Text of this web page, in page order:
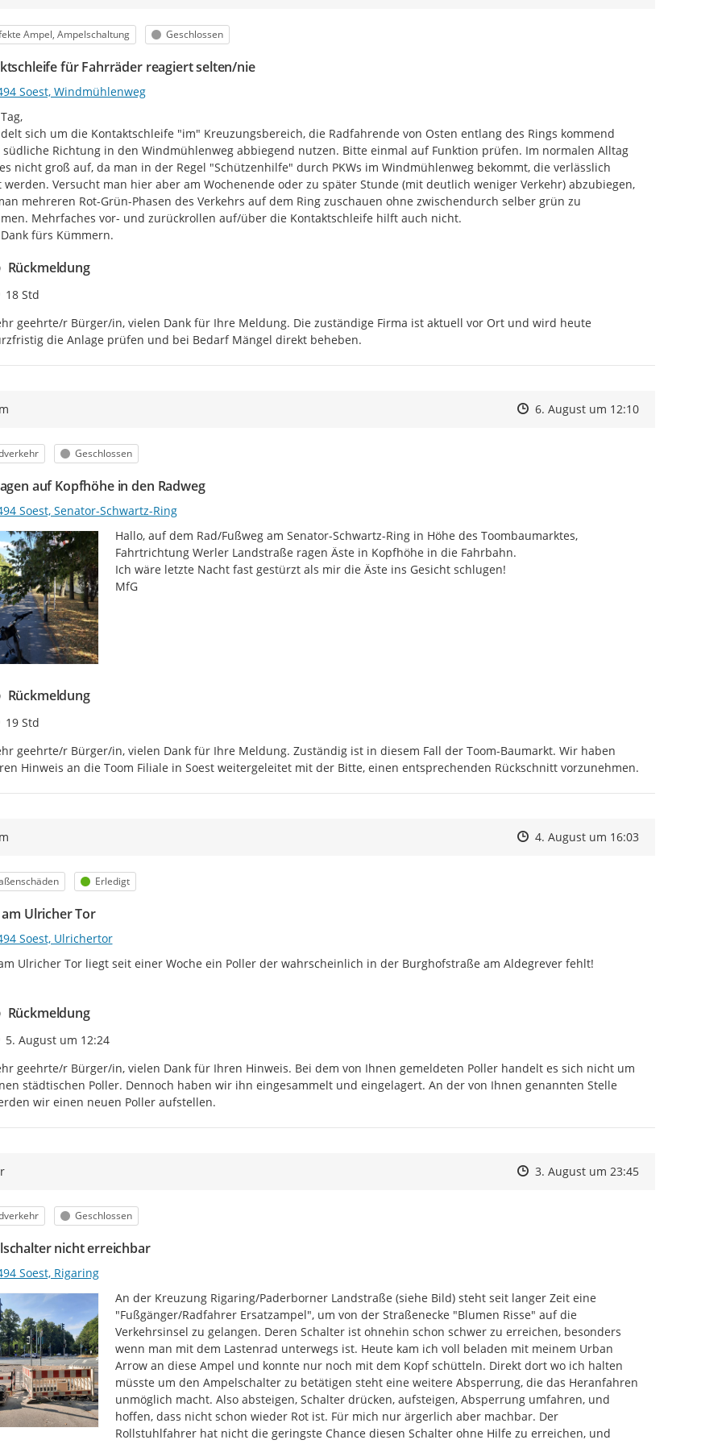
Ampel, Ampelschaltung Status
Geschlossen
für Fahrräder reagiert selten/nie
Soest, Windmühlenweg
sich um die Kontaktschleife "im" Kreuzungsbereich, die Radfahrende von Osten entlang des Rings kommend
Richtung in den Windmühlenweg abbiegend nutzen. Bitte einmal auf Funktion prüfen. Im normalen Alltag
nicht groß auf, da man in der Regel "Schützenhilfe" durch PKWs im Windmühlenweg bekommt, die verlässlich
werden. Versucht man hier aber am Wochenende oder zu später Stunde (mit deutlich weniger Verkehr) abzubiegen,
mehreren Rot-Grün-Phasen des Verkehrs auf dem Ring zuschauen ohne zwischendurch selber grün zu
Mehrfaches vor- und zurückrollen auf/über die Kontaktschleife hilft auch nicht.
fürs Kümmern.
Rückmeldung
Zeitpunkt des Erstellens
18 Std
geehrte/r Bürger/in, vielen Dank für Ihre Meldung. Die zuständige Firma ist aktuell vor Ort und wird heute
die Anlage prüfen und bei Bedarf Mängel direkt beheben.
Zeitpunkt des Erstellens
Zeitpunkt des Erstellens
6. August um 12:10Zur Äußerung
Status
Geschlossen
auf Kopfhöhe in den Radweg
Soest, Senator-Schwartz-Ring
Hallo, auf dem Rad/Fußweg am Senator-Schwartz-Ring in Höhe des Toombaumarktes,
Fahrtrichtung Werler Landstraße ragen Äste in Kopfhöhe in die Fahrbahn.
Ich wäre letzte Nacht fast gestürzt als mir die Äste ins Gesicht schlugen!
MfG
Rückmeldung
Zeitpunkt des Erstellens
19 Std
geehrte/r Bürger/in, vielen Dank für Ihre Meldung. Zuständig ist in diesem Fall der Toom-Baumarkt. Wir haben
Hinweis an die Toom Filiale in Soest weitergeleitet mit der Bitte, einen entsprechenden Rückschnitt vorzunehmen.
Zeitpunkt des Erstellens
Zeitpunkt des Erstellens
4. August um 16:03Zur Äußerung
Status
Erledigt
Ulricher Tor
Soest, Ulrichertor
Ulricher Tor liegt seit einer Woche ein Poller der wahrscheinlich in der Burghofstraße am Aldegrever fehlt!
Rückmeldung
Zeitpunkt des Erstellens
5. August um 12:24
geehrte/r Bürger/in, vielen Dank für Ihren Hinweis. Bei dem von Ihnen gemeldeten Poller handelt es sich nicht um
städtischen Poller. Dennoch haben wir ihn eingesammelt und eingelagert. An der von Ihnen genannten Stelle
wir einen neuen Poller aufstellen.
Zeitpunkt des Erstellens
Zeitpunkt des Erstellens
3. August um 23:45Zur Äußerung
Status
Geschlossen
nicht erreichbar
Soest, Rigaring
An der Kreuzung Rigaring/Paderborner Landstraße (siehe Bild) steht seit langer Zeit eine
"Fußgänger/Radfahrer Ersatzampel", um von der Straßenecke "Blumen Risse" auf die
Verkehrsinsel zu gelangen. Deren Schalter ist ohnehin schon schwer zu erreichen, besonders
wenn man mit dem Lastenrad unterwegs ist. Heute kam ich voll beladen mit meinem Urban
Arrow an diese Ampel und konnte nur noch mit dem Kopf schütteln. Direkt dort wo ich halten
müsste um den Ampelschalter zu betätigen steht eine weitere Absperrung, die das Heranfahren
unmöglich macht. Also absteigen, Schalter drücken, aufsteigen, Absperrung umfahren, und
hoffen, dass nicht schon wieder Rot ist. Für mich nur ärgerlich aber machbar. Der
Rollstuhlfahrer hat nicht die geringste Chance diesen Schalter ohne Hilfe zu erreichen, und